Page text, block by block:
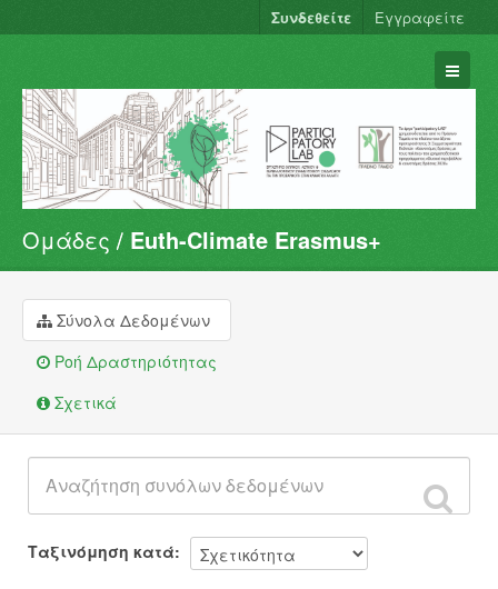
Συνδεθείτε Εγγραφείτε
Σύνολα Δεδομένων
Φορείς
Ομάδες
Σχετικά
Ομάδες Euth-Climate Erasmus+
Σύνολα Δεδομένων
Ροή Δραστηριότητας
Σχετικά
Ταξινόμηση κατά